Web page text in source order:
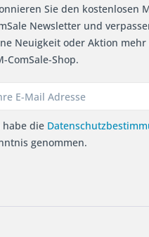
Sie den kostenlosen
Newsletter und
Neuigkeit oder Aktion mehr
ComSale-Shop.
habe die
genommen.